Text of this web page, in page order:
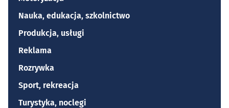
Nauka, edukacja, szkolnictwo
Produkcja, usługi
Reklama
Rozrywka
Sport, rekreacja
Turystyka, noclegi